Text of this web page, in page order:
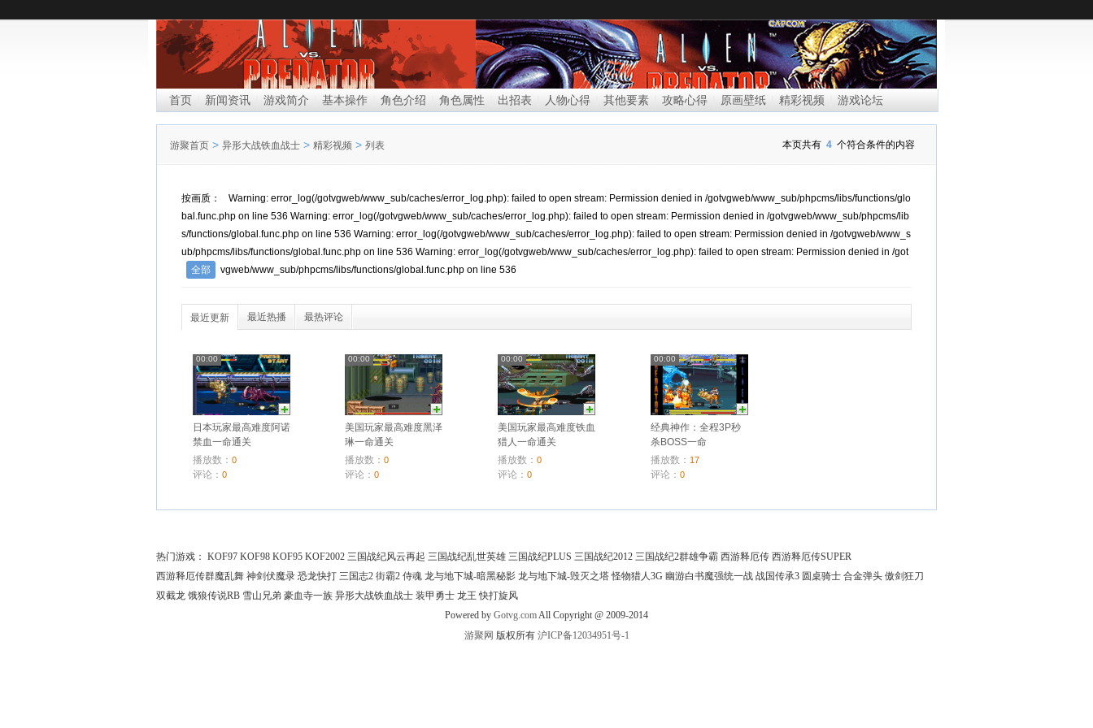
首页 新闻资讯 游戏简介 基本操作 角色介绍 角色属性 出招表 人物心得 其他要素 攻略心得 原画壁纸 精彩视频 游戏论坛
本页共有 4 个符合条件的内容
游聚首页 > 异形大战铁血战士 > 精彩视频 > 列表
按画质：
Warning: error_log(/gotvgweb/www_sub/caches/error_log.php): failed to open stream: Permission denied in /gotvgweb/www_sub/phpcms/libs/functions/glo
bal.func.php on line 536 Warning: error_log(/gotvgweb/www_sub/caches/error_log.php): failed to open stream: Permission denied in /gotvgweb/www_sub/phpcms/lib
s/functions/global.func.php on line 536 Warning: error_log(/gotvgweb/www_sub/caches/error_log.php): failed to open stream: Permission denied in /gotvgweb/www_s
ub/phpcms/libs/functions/global.func.php on line 536 Warning: error_log(/gotvgweb/www_sub/caches/error_log.php): failed to open stream: Permission denied in /got
vgweb/www_sub/phpcms/libs/functions/global.func.php on line 536
全部
最近更新 最近热播 最热评论
00:00
日本玩家最高难度阿诺
禁血一命通关
播放数： 0
评论： 0
00:00
美国玩家最高难度黑泽
琳一命通关
播放数：0
评论：0
00:00
美国玩家最高难度铁血
猎人一命通关
播放数： 0
评论： 0
00:00
经典神作：全程3P秒
杀BOSS一命
播放数： 17
评论： 0
热门游戏： KOF97 KOF98 KOF95 KOF2002 三国战纪风云再起 三国战纪乱世英雄 三国战纪PLUS 三国战纪2012 三国战纪2群雄争霸 西游释厄传 西游释厄传SUPER
西游释厄传群魔乱舞 神剑伏魔录 恐龙快打 三国志2 街霸2 侍魂 龙与地下城-暗黑秘影 龙与地下城-毁灭之塔 怪物猎人3G 幽游白书魔强统一战 战国传承3 圆桌骑士 合金弹头 傲剑狂刀
双截龙 饿狼传说RB 雪山兄弟 豪血寺一族 异形大战铁血战士 装甲勇士 龙王 快打旋风
Powered by Gotvg.comAll Copyright @ 2009-2014
游聚网 版权所有 沪ICP备12034951号-1